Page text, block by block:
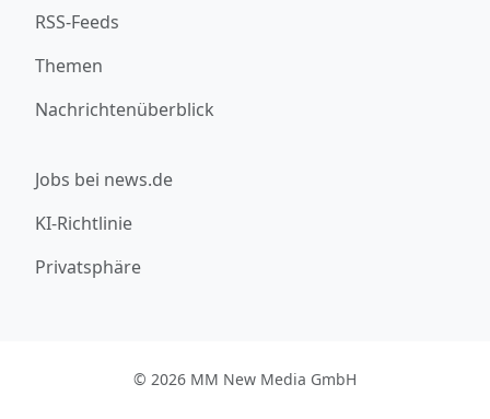
RSS-Feeds
Themen
Nachrichtenüberblick
Jobs bei news.de
KI-Richtlinie
Privatsphäre
© 2026 MM New Media GmbH